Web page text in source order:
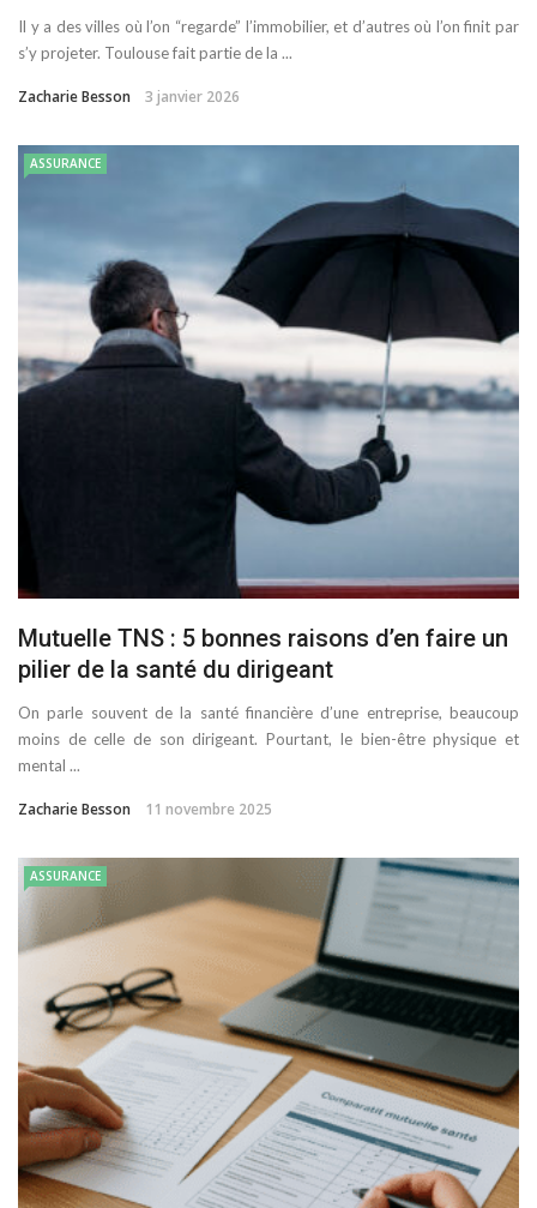
Il y a des villes où l’on “regarde” l’immobilier, et d’autres où l’on finit par
s’y projeter. Toulouse fait partie de la ...
Zacharie Besson 3 janvier 2026
ASSURANCE
Mutuelle TNS : 5 bonnes raisons d’en faire un
pilier de la santé du dirigeant
On parle souvent de la santé financière d’une entreprise, beaucoup
moins de celle de son dirigeant. Pourtant, le bien-être physique et
mental ...
Zacharie Besson 11 novembre 2025
ASSURANCE